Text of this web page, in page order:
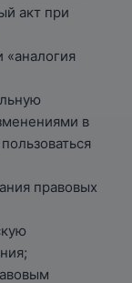
акт при
«аналогия
в
правовых